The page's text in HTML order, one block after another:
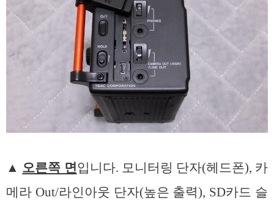
▲ 오른쪽 면입니다. 모니터링 단자(헤드폰), 카
메라 Out/라인아웃 단자(높은 출력), SD카드 슬